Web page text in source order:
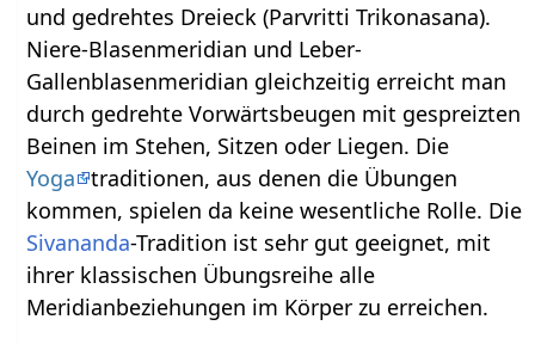
und gedrehtes Dreieck (Parvritti Trikonasana).
Niere-Blasenmeridian und Leber-
Gallenblasenmeridian gleichzeitig erreicht man
durch gedrehte Vorwärtsbeugen mit gespreizten
Beinen im Stehen, Sitzen oder Liegen. Die
Yoga traditionen, aus denen die Übungen
kommen, spielen da keine wesentliche Rolle. Die
Sivananda-Tradition ist sehr gut geeignet, mit
ihrer klassischen Übungsreihe alle
Meridianbeziehungen im Körper zu erreichen.